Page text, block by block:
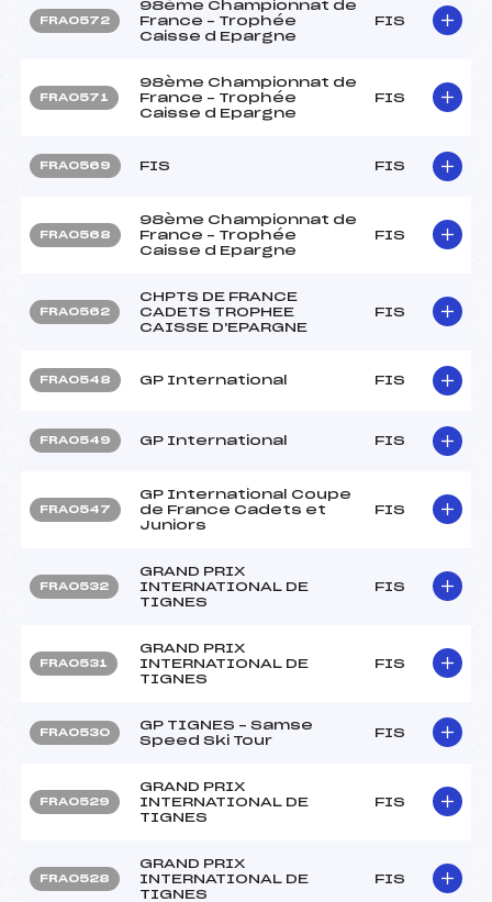
FRA0572
98ème Championnat de
France – Trophée
Caisse d Epargne
FIS
FRA0571
98ème Championnat de
France – Trophée
Caisse d Epargne
FIS
FRA0569 FIS FIS
FRA0568
98ème Championnat de
France – Trophée
Caisse d Epargne
FIS
FRA0562
CHPTS DE FRANCE
CADETS TROPHEE
CAISSE D'EPARGNE
FIS
FRA0548 GP International FIS
FRA0549 GP International FIS
FRA0547
GP International Coupe
de France Cadets et
Juniors
FIS
FRA0532
GRAND PRIX
INTERNATIONAL DE
TIGNES
FIS
FRA0531
GRAND PRIX
INTERNATIONAL DE
TIGNES
FIS
FRA0530
GP TIGNES – Samse
Speed Ski Tour
FIS
FRA0529
GRAND PRIX
INTERNATIONAL DE
TIGNES
FIS
FRA0528
GRAND PRIX
INTERNATIONAL DE
TIGNES
FIS